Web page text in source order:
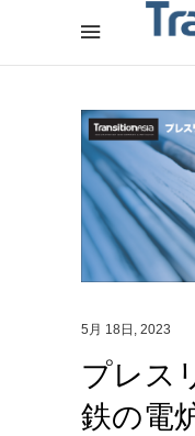
5月 18日, 2023
プレス
鉄の電